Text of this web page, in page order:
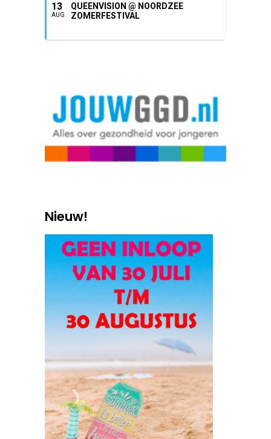
13
AUG
QUEENVISION @ NOORDZEE
ZOMERFESTIVAL
Nieuw!